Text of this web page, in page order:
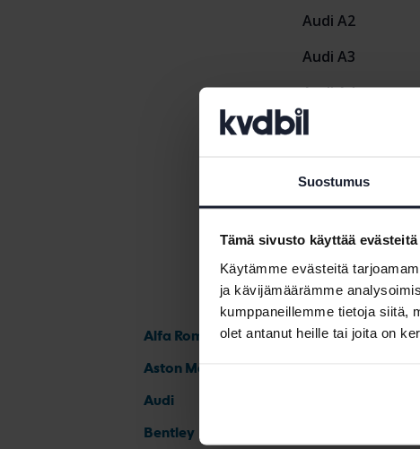
Suostumus
Tämä sivusto käyttää evästeitä
Käytämme evästeitä
ja kävijämäärämme
kumppaneillemme tietoja siitä,
olet antanut heille tai joita on
Audi A2
Audi A3
Audi A4
Alfa Romeo
Aston Martin
Audi
Bentley